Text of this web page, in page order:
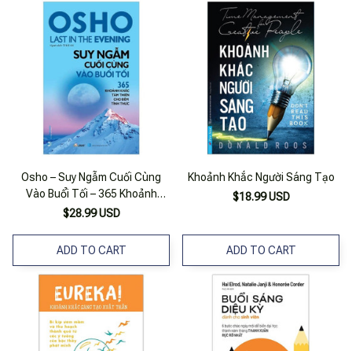
Osho – Suy Ngẫm Cuối Cùng
Vào Buổi Tối – 365 Khoảnh
Khắc Tâm Thiền Cho Đêm Tỉnh
$28.99 USD
ADD TO CART
Khoảnh Khắc Người Sáng Tạo
$18.99 USD
ADD TO CART